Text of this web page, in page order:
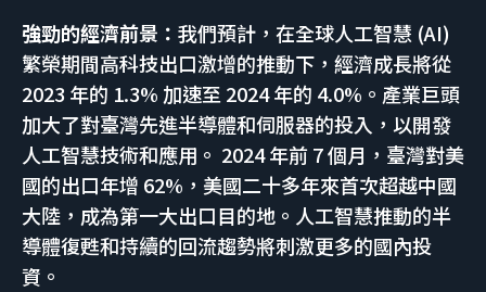
強勁的經濟前景： 我們預計，在全球人工智慧 (AI)
繁榮期間高科技出口激增的推動下，經濟成長將從
2023 年的 1.3% 加速至 2024 年的 4.0%。產業巨頭
加大了對臺灣先進半導體和伺服器的投入，以開發
人工智慧技術和應用。 2024 年前 7 個月，臺灣對美
國的出口年增 62%，美國二十多年來首次超越中國
大陸，成為第一大出口目的地。人工智慧推動的半
導體復甦和持續的回流趨勢將刺激更多的國內投
資。